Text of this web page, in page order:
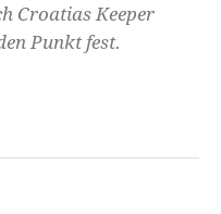
Croatias Keeper
Punkt fest.